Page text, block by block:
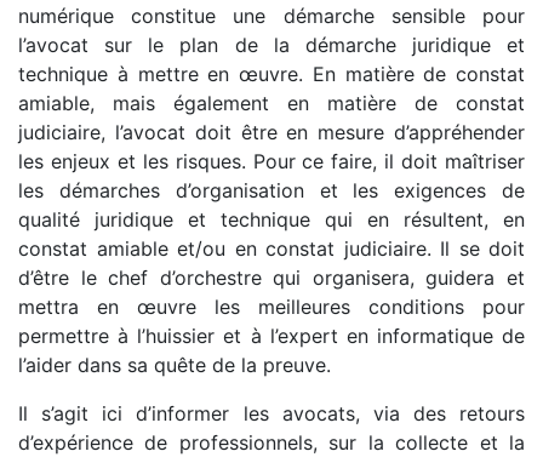
numérique constitue une démarche sensible pour
l’avocat sur le plan de la démarche juridique et
technique à mettre en œuvre. En matière de constat
amiable, mais également en matière de constat
judiciaire, l’avocat doit être en mesure d’appréhender
les enjeux et les risques. Pour ce faire, il doit maîtriser
les démarches d’organisation et les exigences de
qualité juridique et technique qui en résultent, en
constat amiable et/ou en constat judiciaire. Il se doit
d’être le chef d’orchestre qui organisera, guidera et
mettra en œuvre les meilleures conditions pour
permettre à l’huissier et à l’expert en informatique de
l’aider dans sa quête de la preuve.
Il s’agit ici d’informer les avocats, via des retours
d’expérience de professionnels, sur la collecte et la